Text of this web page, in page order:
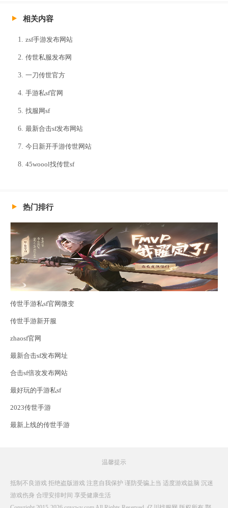
相关内容
zsf手游发布网站
传世私服发布网
一刀传世官方
手游私sf官网
找服网sf
最新合击sf发布网站
今日新开手游传世网站
45woool找传世sf
热门排行
传世手游私sf官网微变
传世手游新开服
zhaosf官网
最新合击sf发布网址
合击sf倍攻发布网站
最好玩的手游私sf
2023传世手游
最新上线的传世手游
温馨提示
抵制不良游戏 拒绝盗版游戏 注意自我保护 谨防受骗上当 适度游戏益脑 沉迷
游戏伤身 合理安排时间 享受健康生活